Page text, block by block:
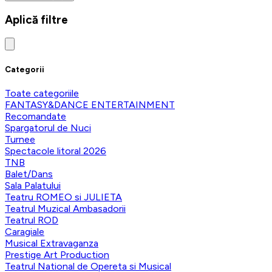
Aplică filtre
Categorii
Toate categoriile
FANTASY&DANCE ENTERTAINMENT
Recomandate
Spargatorul de Nuci
Turnee
Spectacole litoral 2026
TNB
Balet/Dans
Sala Palatului
Teatru ROMEO si JULIETA
Teatrul Muzical Ambasadorii
Teatrul ROD
Caragiale
Musical Extravaganza
Prestige Art Production
Teatrul National de Opereta si Musical